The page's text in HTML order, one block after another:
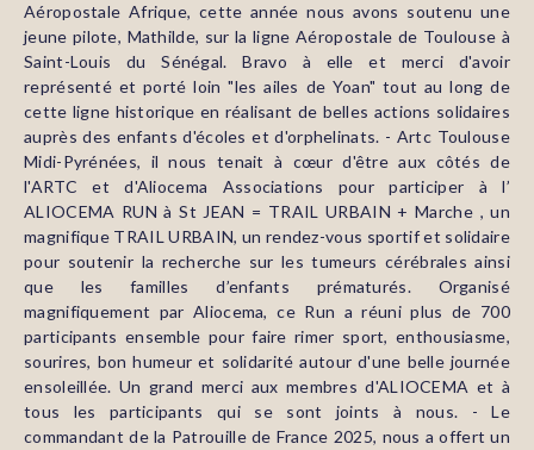
Aéropostale Afrique, cette année nous avons soutenu une
jeune pilote, Mathilde, sur la ligne Aéropostale de Toulouse à
Saint-Louis du Sénégal. Bravo à elle et merci d'avoir
représenté et porté loin "les ailes de Yoan" tout au long de
cette ligne historique en réalisant de belles actions solidaires
auprès des enfants d'écoles et d'orphelinats. - Artc Toulouse
Midi-Pyrénées, il nous tenait à cœur d'être aux côtés de
l'ARTC et d'Aliocema Associations pour participer à l’
ALIOCEMA RUN à St JEAN = TRAIL URBAIN + Marche , un
magnifique TRAIL URBAIN, un rendez-vous sportif et solidaire
pour soutenir la recherche sur les tumeurs cérébrales ainsi
que les familles d’enfants prématurés. Organisé
magnifiquement par Aliocema, ce Run a réuni plus de 700
participants ensemble pour faire rimer sport, enthousiasme,
sourires, bon humeur et solidarité autour d'une belle journée
ensoleillée. Un grand merci aux membres d'ALIOCEMA et à
tous les participants qui se sont joints à nous. - Le
commandant de la Patrouille de France 2025, nous a offert un